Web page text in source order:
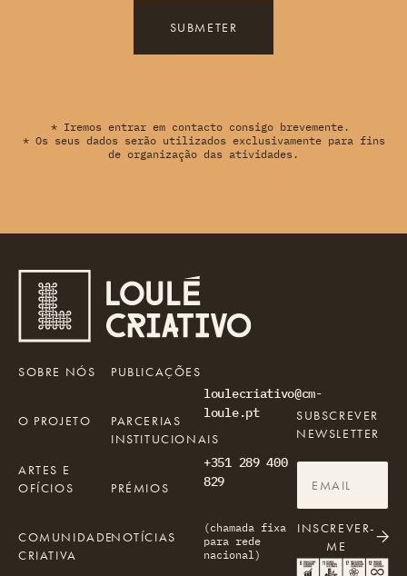
SUBMETER
* Iremos entrar em contacto consigo brevemente.
* Os seus dados serão utilizados exclusivamente para fins
de organização das atividades.
loulecriativo@cm-
loule.pt
+351 289 400
829
(chamada fixa
para rede
nacional)
SOBRE NÓS
O PROJETO
ARTES E
OFÍCIOS
COMUNIDADE
CRIATIVA
PUBLICAÇÕES
PARCERIAS
INSTITUCIONAIS
PRÉMIOS
NOTÍCIAS
SUBSCREVER
NEWSLETTER
INSCREVER-
ME